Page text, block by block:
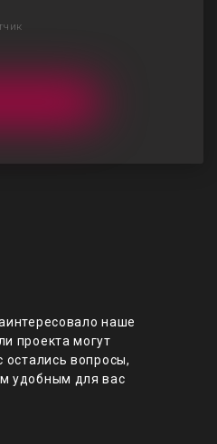
наше
проекта могут
остались вопросы,
удобным для вас